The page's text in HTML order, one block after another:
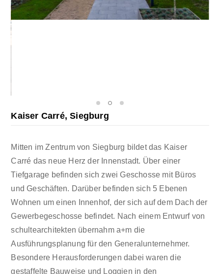
Kaiser Carré, Siegburg
Mitten im Zentrum von Siegburg bildet das Kaiser
Carré das neue Herz der Innenstadt. Über einer
Tiefgarage befinden sich zwei Geschosse mit Büros
und Geschäften. Darüber befinden sich 5 Ebenen
Wohnen um einen Innenhof, der sich auf dem Dach der
Gewerbegeschosse befindet. Nach einem Entwurf von
schultearchitekten übernahm a+m die
Ausführungsplanung für den Generalunternehmer.
Besondere Herausforderungen dabei waren die
gestaffelte Bauweise und Loggien in den